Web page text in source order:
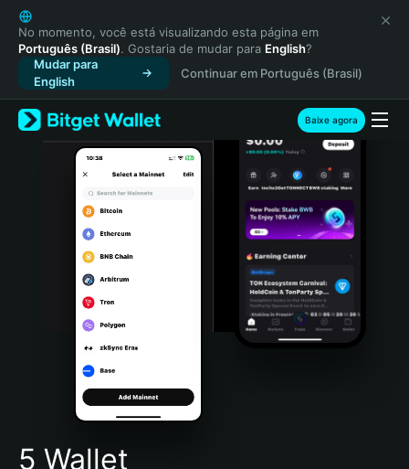
English
日本語
Tiếng Việt
Русский
Español (Latinoamérica)
Türkçe
Italiano
Português (Portugal)
Bahasa Indonesia
Português (Brasil)
Español (Argentina)
No momento, você está visualizando esta página em
Português (Brasil). Gostaria de mudar para English?
Mudar para
English
Continuar em Português (Brasil)
Baixe agora
5 Wallet